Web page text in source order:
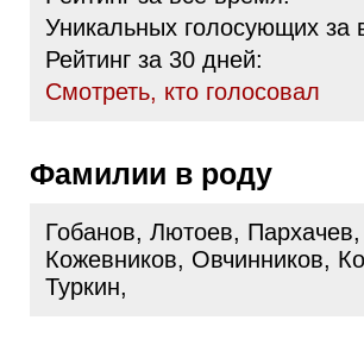
Уникальных голосующих за
Рейтинг за 30 дней:
Cмотреть, кто голосовал
Фамилии в роду
Гобанов, Лютоев,
Кожевников, Овчинников,
Туркин,